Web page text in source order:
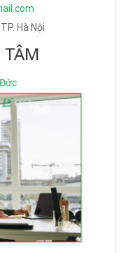
Hà Nội
TÂM